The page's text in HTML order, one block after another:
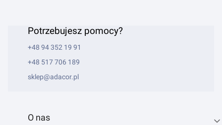
Potrzebujesz pomocy?
+48 94 352 19 91
+48 517 706 189
sklep@adacor.pl
Linki w stopce
O nas